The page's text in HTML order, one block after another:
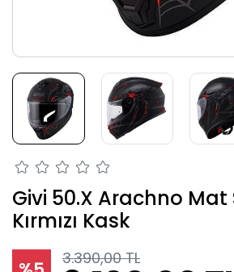
Givi 50.X Arachno
Kırmızı Kask
3.390,00 TL